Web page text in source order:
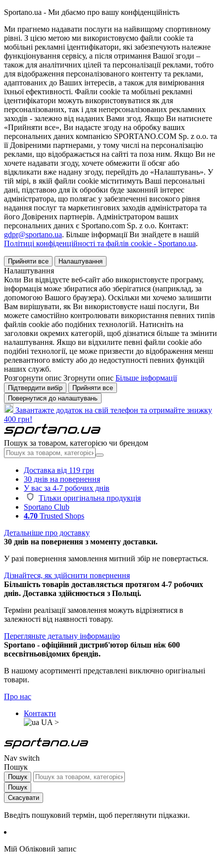
Sportano.ua - Ми дбаємо про вашу конфіденційність
Ми прагнемо надавати послуги на найвищому спортивному
рівні. З цією метою ми використовуємо файли cookie та
мобільні рекламні ідентифікатори, які забезпечують належне
функціонування сервісу, а після отримання Вашої згоди –
також для аналітичних цілей та персоналізації реклами, тобто
для відображення персоналізованого контенту та реклами,
адаптованих до Ваших інтересів, а також для вимірювання
їхньої ефективності. Файли cookie та мобільні рекламні
ідентифікатори можуть використовуватися як для
персоналізованих, так і для неперсоналізованих рекламних
заходів - залежно від наданих Вами згод. Якщо Ви натиснете
«Прийняти все», Ви надасте згоду на обробку ваших
персональних даних компанією SPORTANO.COM Sp. z o.o. та
її Довіреними партнерами, у тому числі на персоналізацію
реклами, що відображається на сайті та поза ним. Якщо Ви не
хочете надавати згоду, хочете обмежити її обсяг або
відкликати вже надану згоду, перейдіть до «Налаштувань». У
тій мірі, в якій файли cookie міститимуть Ваші персональні
дані, підставою для їх обробки буде законний інтерес
адміністратора, що полягає у забезпеченні високого рівня
надання послуг та маркетингових заходів адміністратора та
його Довірених партнерів. Адміністратором ваших
персональних даних є Sportano.com Sp. z o.o. Контакт:
gdpr@sportano.ua. Більше інформації Ви знайдете в нашій
Політиці конфіденційності та файлів cookie - Sportano.ua.
Прийняти все Налаштування
Налаштування
Коли Ви відвідуєте веб-сайт або використовуєте програму,
інформація може збиратися або зберігатися (наприклад, за
допомогою Вашого браузера). Оскільки ми хочемо залишити
Вам вирішувати, як Ви використовуєте наші послуги, Ви
можете самостійно контролювати використання певних типів
файлів cookie або подібних технологій. Натисніть на
заголовки окремих категорій, щоб дізнатися більше та змінити
налаштування. Якщо ви відхилите певні файли cookie або
подібні технології, це може призвести до відображення менш
релевантного вмісту або до недоступності певних функцій
наших служб.
Розгорнути опис Згорнути опис Більше інформації
Підтвердити вибір
Прийняти все
Повернутися до налаштувань
Завантажте додаток на свій телефон та отримайте знижку
400 грн!
Пошук за товаром, категорією чи брендом
Доставка від 119 грн
30 днів на повернення
У вас за 4-7 робочих днів
Тільки оригінальна продукція
Sportano Club
4.70 Trusted Shops
Детальніше про доставку
30 днів на повернення з моменту доставки.
У разі повернення замовлення митний збір не повертається.
Дізнайтеся, як здійснити повернення
Більшість товарів доставляється протягом 4-7 робочих
днів. Доставка здійснюється з Польщі.
Терміни реалізації замовлення можуть відрізнятися в
залежності від наявності товару.
Перегляньте детальну інформацію
Sportano - офіційний дистриб'ютор більш ніж 600
всесвітньовідомих брендів.
В нашому асортименті представлені виключно оригінальні
товари.
Про нас
Контакти
UA >
Nav switch
Пошук
Пошук
Пошук
Скасувати
Введіть пошуковий термін, щоб переглянути підказки.
Мій Обліковий запис